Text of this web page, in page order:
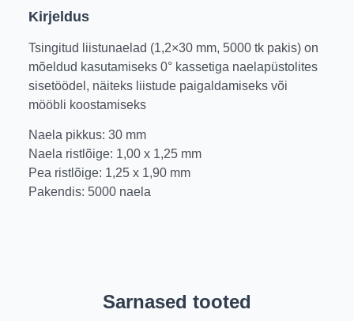
Kirjeldus
Tsingitud liistunaelad (1,2×30 mm, 5000 tk pakis) on
mõeldud kasutamiseks 0° kassetiga naelapüstolites
sisetöödel, näiteks liistude paigaldamiseks või
mööbli koostamiseks
Naela pikkus: 30 mm
Naela ristlõige: 1,00 x 1,25 mm
Pea ristlõige: 1,25 x 1,90 mm
Pakendis: 5000 naela
Sarnased tooted